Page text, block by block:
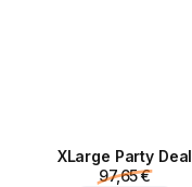
ХLarge Party Deal
97,65 €